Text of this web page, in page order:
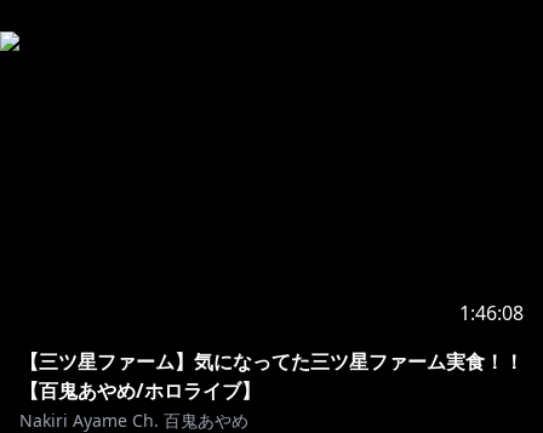
1:46:08
【三ツ星ファーム】気になってた三ツ星ファーム実食！！
【百鬼あやめ/ホロライブ】
Nakiri Ayame Ch. 百鬼あやめ